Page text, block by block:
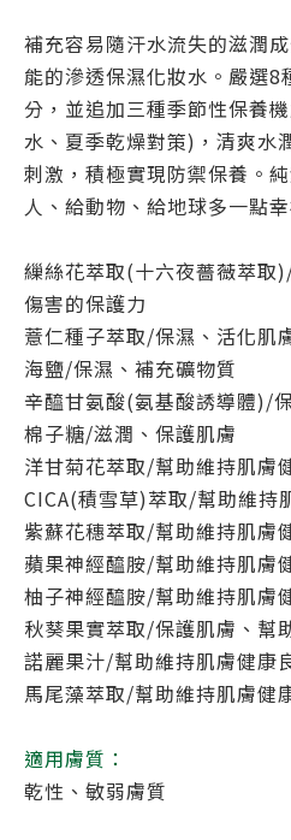
補充容易隨汗水流失的滋潤
能的滲透保濕化妝水。嚴選8
分，並追加三種季節性保養
水、夏季乾燥對策)，清爽水
刺激，積極實現防禦保養。
人、給動物、給地球多一點
繅絲花萃取(十六夜薔薇萃取
傷害的保護力
薏仁種子萃取/保濕、活化肌
海鹽/保濕、補充礦物質
辛醯甘氨酸(氨基酸誘導體)/
棉子糖/滋潤、保護肌膚
洋甘菊花萃取/幫助維持肌膚
CICA(積雪草)萃取/幫助維持
紫蘇花穗萃取/幫助維持肌膚
蘋果神經醯胺/幫助維持肌膚
柚子神經醯胺/幫助維持肌膚
秋葵果實萃取/保護肌膚、幫
諾麗果汁/幫助維持肌膚健康
馬尾藻萃取/幫助維持肌膚健
適用膚質：
乾性、敏弱膚質